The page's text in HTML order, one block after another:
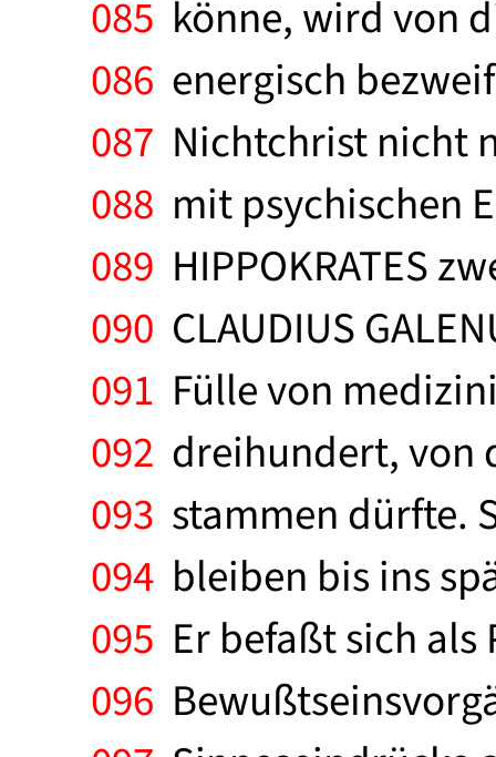
085 könne, wird von
086 energisch
087 Nichtchrist nicht
088 mit psychischen
089 HIPPOKRATES
090 CLAUDIUS
091 Fülle von
092 dreihundert, von
093 stammen dürfte.
094 bleiben bis ins
095 Er befaßt sich
096